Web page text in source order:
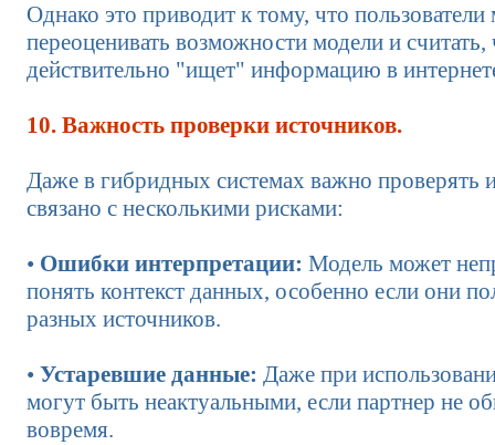
Однако это приводит к тому, что пользователи
переоценивать возможности модели и считать,
действительно "ищет" информацию в
10. Важность проверки источников.
Даже в гибридных системах важно проверять
связано с несколькими рисками:
• Ошибки интерпретации: Модель может
понять контекст данных, особенно если они
разных источников.
• Устаревшие данные: Даже при
могут быть неактуальными, если партнер не
вовремя.